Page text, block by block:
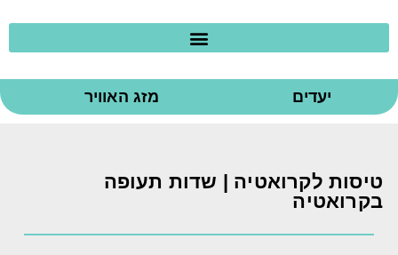
יעדים מזג האוויר
טיסות לקרואטיה | שדות תעופה
בקרואטיה